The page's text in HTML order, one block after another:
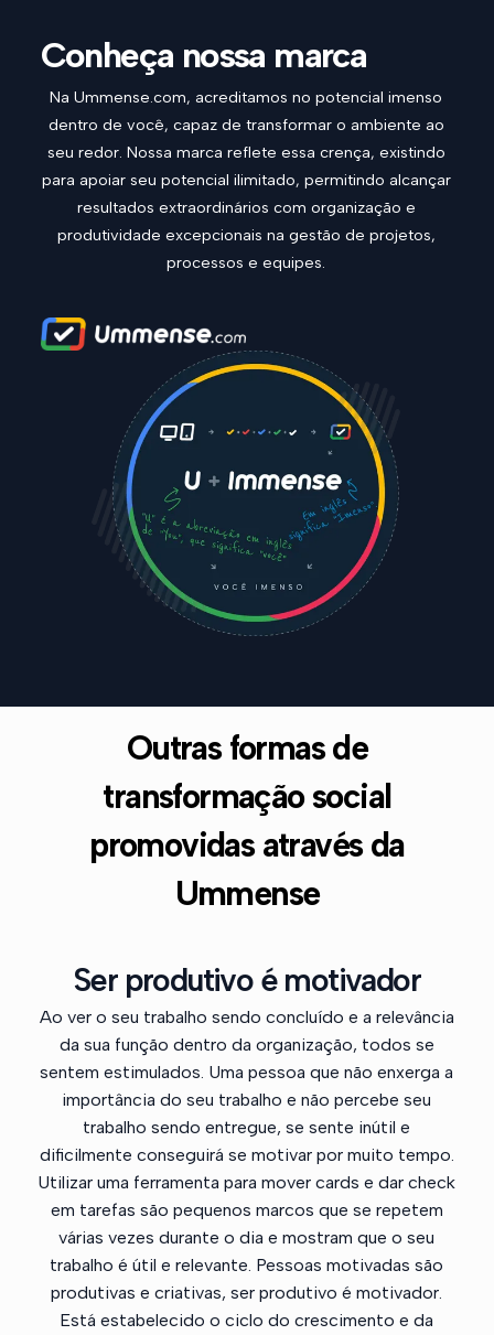
Conheça nossa marca
Na Ummense.com, acreditamos no potencial imenso
dentro de você, capaz de transformar o ambiente ao
seu redor. Nossa marca reflete essa crença, existindo
para apoiar seu potencial ilimitado, permitindo alcançar
resultados extraordinários com organização e
produtividade excepcionais na gestão de projetos,
processos e equipes.
Outras formas de
transformação social
promovidas através da
Ummense
Ser produtivo é motivador
Ao ver o seu trabalho sendo concluído e a relevância
da sua função dentro da organização, todos se
sentem estimulados. Uma pessoa que não enxerga a
importância do seu trabalho e não percebe seu
trabalho sendo entregue, se sente inútil e
dificilmente conseguirá se motivar por muito tempo.
Utilizar uma ferramenta para mover cards e dar check
em tarefas são pequenos marcos que se repetem
várias vezes durante o dia e mostram que o seu
trabalho é útil e relevante. Pessoas motivadas são
produtivas e criativas, ser produtivo é motivador.
Está estabelecido o ciclo do crescimento e da